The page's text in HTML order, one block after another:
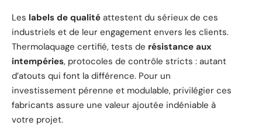
Les labels de qualité attestent du sérieux de ces
industriels et de leur engagement envers les clients.
Thermolaquage certifié, tests de résistance aux
intempéries, protocoles de contrôle stricts : autant
d’atouts qui font la différence. Pour un
investissement pérenne et modulable, privilégier ces
fabricants assure une valeur ajoutée indéniable à
votre projet.